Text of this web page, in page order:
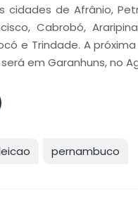
cidades de Afrânio,
Cabrobó,
e Trindade. A
em Garanhuns, no
pernambuco